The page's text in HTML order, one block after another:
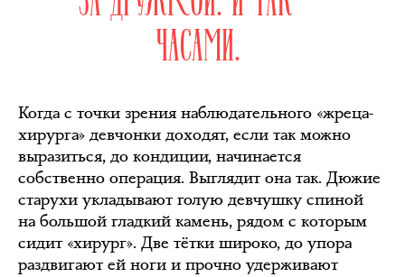
ЧАСАМИ.
Когда с точки зрения наблюдательного «жреца-
хирурга» девчонки доходят, если так можно
выразиться, до кондиции, начинается
собственно операция. Выглядит она так. Дюжие
старухи укладывают голую девчушку спиной
на большой гладкий камень, рядом с которым
сидит «хирург». Две тётки широко, до упора
раздвигают ей ноги и прочно удерживают